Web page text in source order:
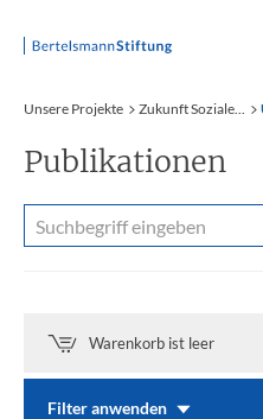
Startseite
Unsere Projekte Zukunft Soziale...
Publikationen
Warenkorb ist leer
Filter anwenden